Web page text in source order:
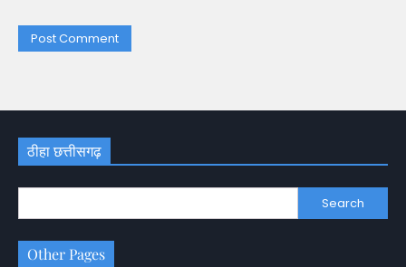
ठीहा छत्तीसगढ़
Search
Other Pages